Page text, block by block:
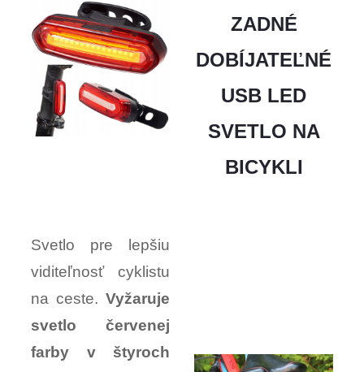
ZADNÉ
DOBÍJATEĽNÉ
USB LED
SVETLO NA
BICYKLI
Svetlo pre lepšiu
viditeľnosť cyklistu
na ceste. Vyžaruje
svetlo červenej
farby v štyroch